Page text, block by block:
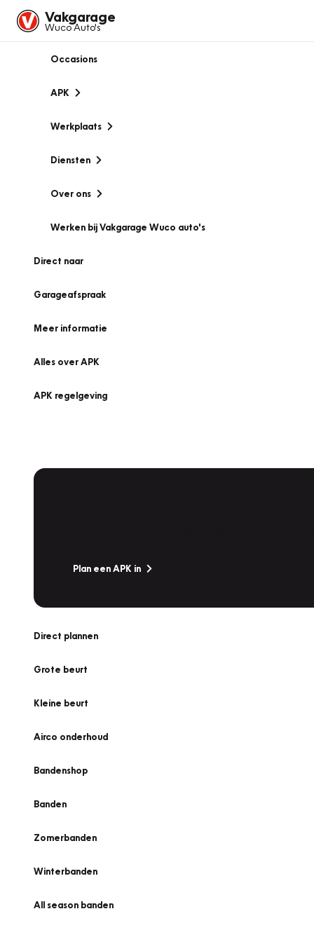
Vakgarage
Wuco Auto's
Occasions
APK
Werkplaats
Diensten
Over ons
Werken bij Vakgarage Wuco auto's
Direct naar
Garageafspraak
Meer informatie
Alles over APK
APK regelgeving
Plan een APK in
Direct plannen
Grote beurt
Kleine beurt
Airco onderhoud
Bandenshop
Banden
Zomerbanden
Winterbanden
All season banden